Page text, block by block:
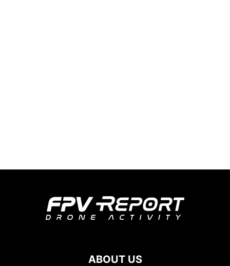
ABOUT US